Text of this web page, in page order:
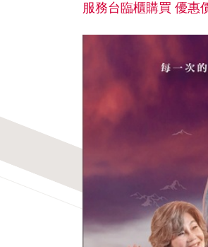
服務台臨櫃購買 優惠